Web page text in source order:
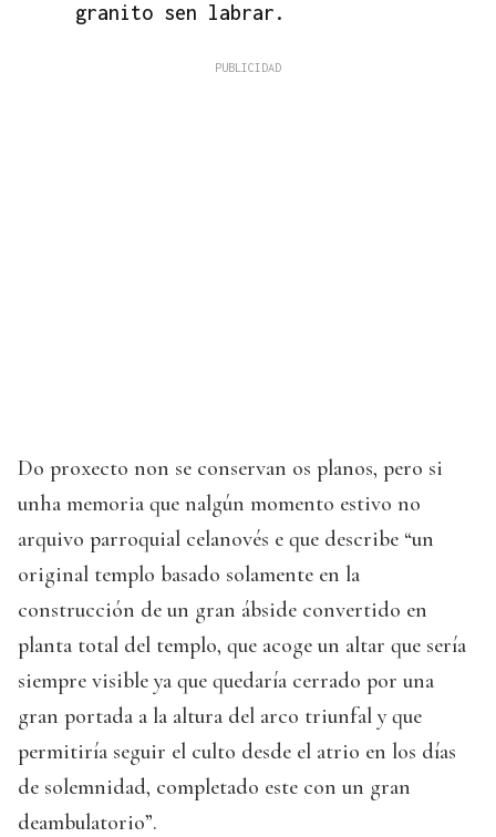
granito sen labrar.
Do proxecto non se conservan os planos, pero si
unha memoria que nalgún momento estivo no
arquivo parroquial celanovés e que describe “un
original templo basado solamente en la
construcción de un gran ábside convertido en
planta total del templo, que acoge un altar que sería
siempre visible ya que quedaría cerrado por una
gran portada a la altura del arco triunfal y que
permitiría seguir el culto desde el atrio en los días
de solemnidad, completado este con un gran
deambulatorio”.